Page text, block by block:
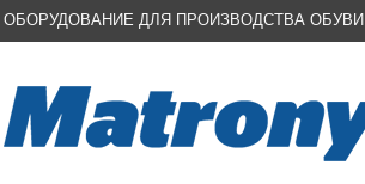
ОБОРУДОВАНИЕ ДЛЯ ПРОИЗВОДСТВА